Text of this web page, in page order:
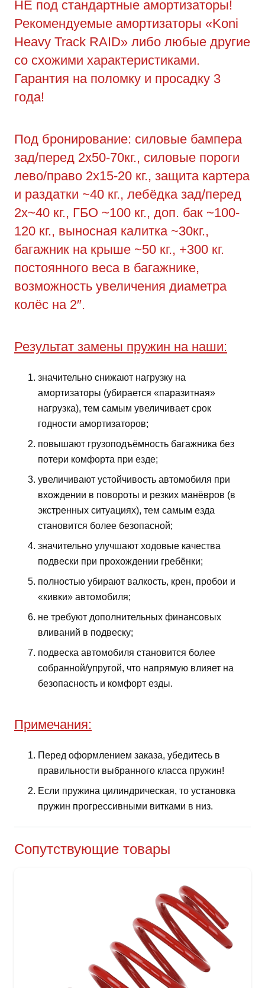
НЕ под стандартные амортизаторы!
Рекомендуемые амортизаторы «Koni
Heavy Track RAID» либо любые другие
со схожими характеристиками.
Гарантия на поломку и просадку 3
года!
Под бронирование: силовые бампера
зад/перед 2х50-70кг., силовые пороги
лево/право 2х15-20 кг., защита картера
и раздатки ~40 кг., лебёдка зад/перед
2х~40 кг., ГБО ~100 кг., доп. бак ~100-
120 кг., выносная калитка ~30кг.,
багажник на крыше ~50 кг., +300 кг.
постоянного веса в багажнике,
возможность увеличения диаметра
колёс на 2″.
Результат замены пружин на наши:
значительно снижают нагрузку на
амортизаторы (убирается «паразитная»
нагрузка), тем самым увеличивает срок
годности амортизаторов;
повышают грузоподъёмность багажника без
потери комфорта при езде;
увеличивают устойчивость автомобиля при
вхождении в повороты и резких манёвров (в
экстренных ситуациях), тем самым езда
становится более безопасной;
значительно улучшают ходовые качества
подвески при прохождении гребёнки;
полностью убирают валкость, крен, пробои и
«кивки» автомобиля;
не требуют дополнительных финансовых
вливаний в подвеску;
подвеска автомобиля становится более
собранной/упругой, что напрямую влияет на
безопасность и комфорт езды.
Примечания:
Перед оформлением заказа, убедитесь в
правильности выбранного класса пружин!
Если пружина цилиндрическая, то установка
пружин прогрессивными витками в низ.
Сопутствующие товары